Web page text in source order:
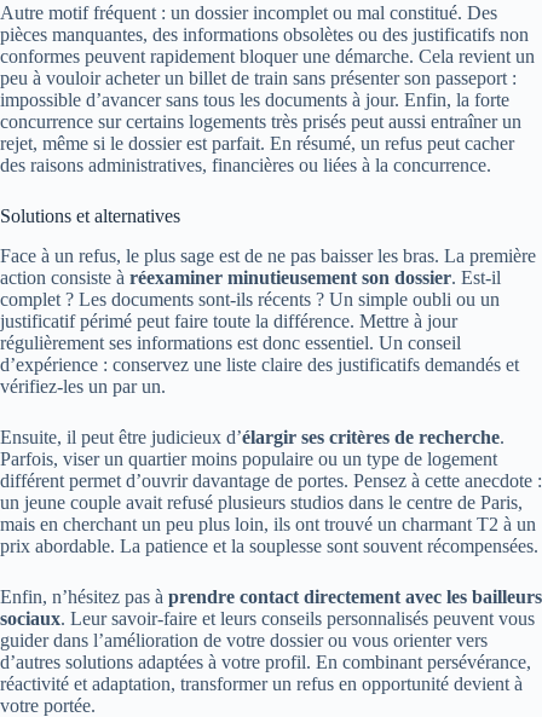
Autre motif fréquent : un dossier incomplet ou mal constitué. Des
pièces manquantes, des informations obsolètes ou des justificatifs non
conformes peuvent rapidement bloquer une démarche. Cela revient un
peu à vouloir acheter un billet de train sans présenter son passeport :
impossible d’avancer sans tous les documents à jour. Enfin, la forte
concurrence sur certains logements très prisés peut aussi entraîner un
rejet, même si le dossier est parfait. En résumé, un refus peut cacher
des raisons administratives, financières ou liées à la concurrence.
Solutions et alternatives
Face à un refus, le plus sage est de ne pas baisser les bras. La première
action consiste à réexaminer minutieusement son dossier. Est-il
complet ? Les documents sont-ils récents ? Un simple oubli ou un
justificatif périmé peut faire toute la différence. Mettre à jour
régulièrement ses informations est donc essentiel. Un conseil
d’expérience : conservez une liste claire des justificatifs demandés et
vérifiez-les un par un.
Ensuite, il peut être judicieux d’élargir ses critères de recherche.
Parfois, viser un quartier moins populaire ou un type de logement
différent permet d’ouvrir davantage de portes. Pensez à cette anecdote :
un jeune couple avait refusé plusieurs studios dans le centre de Paris,
mais en cherchant un peu plus loin, ils ont trouvé un charmant T2 à un
prix abordable. La patience et la souplesse sont souvent récompensées.
Enfin, n’hésitez pas à prendre contact directement avec les bailleurs
sociaux. Leur savoir-faire et leurs conseils personnalisés peuvent vous
guider dans l’amélioration de votre dossier ou vous orienter vers
d’autres solutions adaptées à votre profil. En combinant persévérance,
réactivité et adaptation, transformer un refus en opportunité devient à
votre portée.